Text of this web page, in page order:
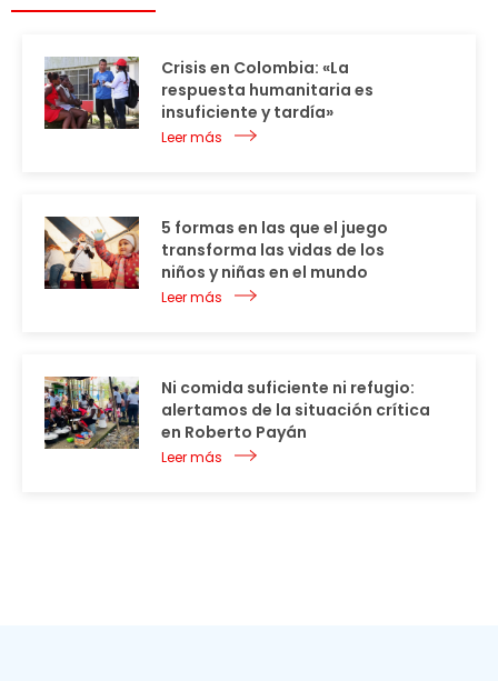
Crisis en Colombia: «La
respuesta humanitaria es
insuficiente y tardía»
Leer más
5 formas en las que el juego
transforma las vidas de los
niños y niñas en el mundo
Leer más
Ni comida suficiente ni refugio:
alertamos de la situación crítica
en Roberto Payán
Leer más